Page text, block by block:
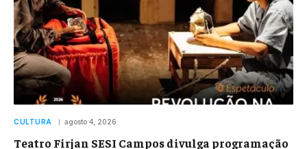
CULTURA agosto 4, 2026
Teatro Firjan SESI Campos divulga programação